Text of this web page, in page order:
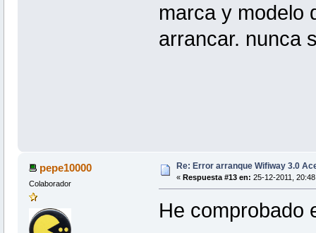
marca y modelo
arrancar. nunca
pepe10000
Colaborador
Re: Error arranque Wifiway 3.0
« Respuesta #13 en: 25-12-2011,
He comprobado